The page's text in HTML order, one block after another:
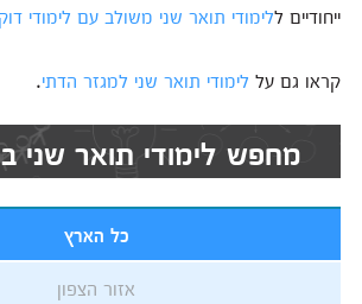
ייחודיים ללימודי תואר שני משולב עם לימודי
קראו גם על לימודי תואר שני למגזר הדתי.
מחפש לימודי תואר שני
כל הארץ
אזור הצפון